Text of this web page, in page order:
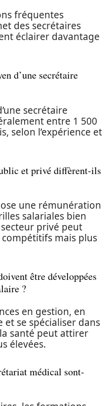
fréquentes
des secrétaires
éclairer davantage
d’une secrétaire
secrétaire
entre 1 500
selon l’expérience et
et privé diffèrent-ils
une rémunération
salariales bien
privé peut
mais plus
être développées
?
en gestion, en
se spécialiser dans
santé peut attirer
élevées.
médical sont-